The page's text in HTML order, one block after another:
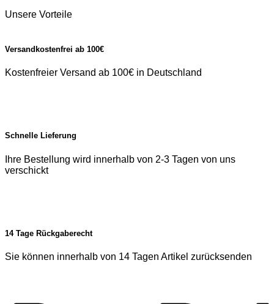
Unsere Vorteile
Versandkostenfrei ab 100€
Kostenfreier Versand ab 100€ in Deutschland
Schnelle Lieferung
Ihre Bestellung wird innerhalb von 2-3 Tagen von uns
verschickt
14 Tage Rückgaberecht
Sie können innerhalb von 14 Tagen Artikel zurücksenden